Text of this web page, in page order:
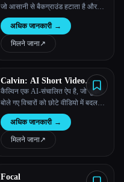
जो आसानी से बैकग्राउंड हटाता है और
तुम्हारे वीडियो और छवियों को बेहतर बनाता
है, यह सुनिश्चित करता है कि तुम्हारा
कॉन्टेंट पॉलिश और प्रोफ़ेशनल दिखता
है।
अधिक जानकारी →
मिलने जाना↗︎
Calvin: AI Short Video
Creator
कैल्विन एक AI-संचालित ऐप है, जो तुम्हारे
बोले गए विचारों को छोटे वीडियो में बदल
देता है। इसे वीडियो बनाने की प्रक्रिया
को आसान बनाने के लिए डिज़ाइन किया
गया है, ख़ासकर सोशल मीडिया कॉन्टेंट के
लिए।
अधिक जानकारी →
मिलने जाना↗︎
Focal